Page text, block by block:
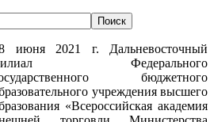
июня 2021 г. Дальневосточный
Федерального
бюджетного
учреждения высшего
«Всероссийская академия